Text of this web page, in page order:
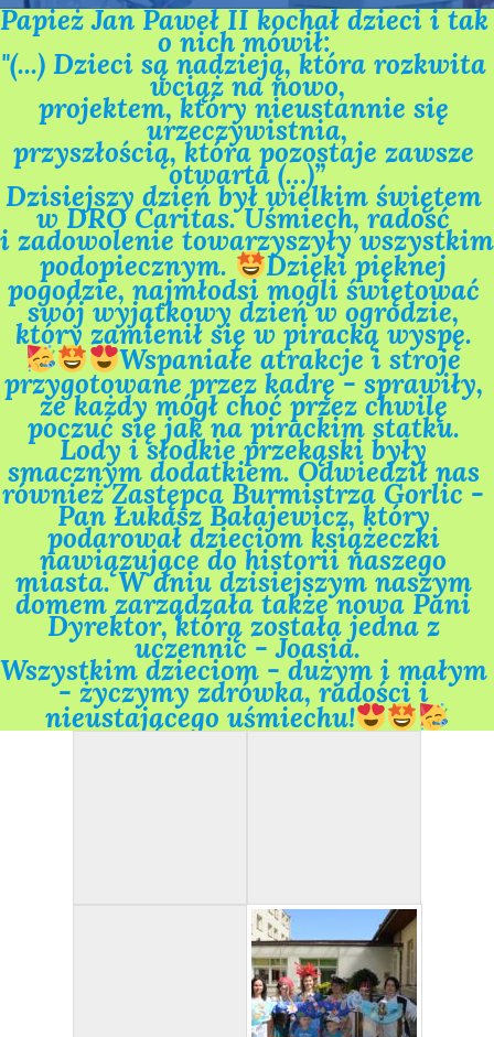
Papież Jan Paweł II kochał dzieci i tak
o nich mówił:
"(...) Dzieci są nadzieją, która rozkwita
wciąż na nowo,
projektem, który nieustannie się
urzeczywistnia,
przyszłością, która pozostaje zawsze
otwarta (…)”
Dzisiejszy dzień był wielkim świętem
w DRO Caritas. Uśmiech, radość
i zadowolenie towarzyszyły wszystkim
podopiecznym. Dzięki pięknej
pogodzie, najmłodsi mogli świętować
swój wyjątkowy dzień w ogrodzie,
który zamienił się w piracką wyspę.
Wspaniałe atrakcje i stroje
przygotowane przez kadrę - sprawiły,
że każdy mógł choć przez chwilę
poczuć się jak na pirackim statku.
Lody i słodkie przekąski były
smacznym dodatkiem. Odwiedził nas
również Zastępca Burmistrza Gorlic -
Pan Łukasz Bałajewicz, który
podarował dzieciom książeczki
nawiązujące do historii naszego
miasta. W dniu dzisiejszym naszym
domem zarządzała także nowa Pani
Dyrektor, którą została jedna z
uczennic - Joasia.
Wszystkim dzieciom - dużym i małym
- życzymy zdrówka, radości i
nieustającego uśmiechu!